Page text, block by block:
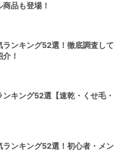
品も登場！
ンキング52選！徹底調査して
！
キング52選【速乾・くせ毛・
ンキング52選！初心者・メン